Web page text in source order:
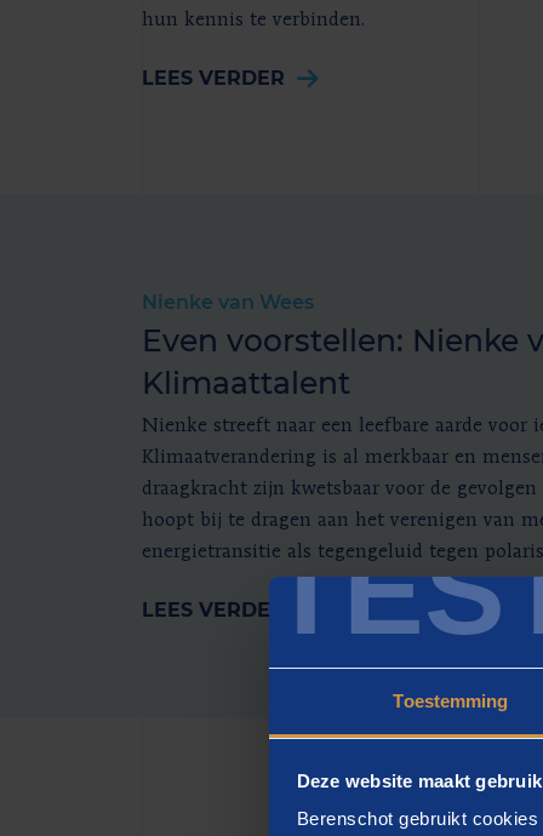
Toestemming
Deze website maakt
Berenschot gebruikt
hun kennis te verbinden.
LEES VERDER
Nienke van Wees
Even voorstellen: Nienke
Klimaattalent
Nienke streeft naar een leefbare aarde voor
Klimaatverandering is al merkbaar en
draagkracht zijn kwetsbaar voor de
hoopt bij te dragen aan het verenigen van
energietransitie als tegengeluid tegen
LEES VERDER